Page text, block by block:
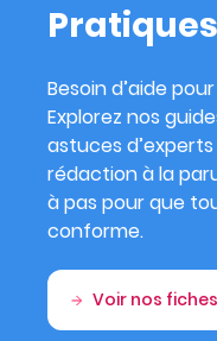
Pratiques
Besoin d’aide
Explorez nos
astuces
rédaction à la
à pas pour que
conforme.
Voir nos